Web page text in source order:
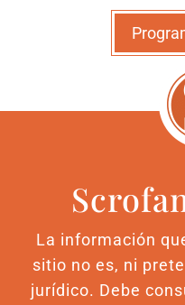
La información
sitio no es, ni
jurídico. Debe